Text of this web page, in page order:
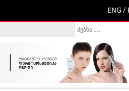
ENG /